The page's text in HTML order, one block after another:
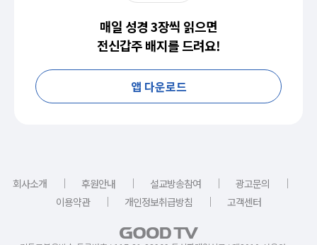
매일 성경 3장씩 읽으면
전신갑주 배지를 드려요!
앱 다운로드
회사소개 ｜ 후원안내 ｜ 설교방송참여 ｜ 광고문의
｜
이용약관
｜ 개인정보취급방침 ｜ 고객센터